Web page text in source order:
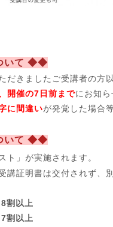
いて ◆◆
だきましたご受講者の方
開催の7日前までにお知ら
に間違いが発覚した場合
いて ◆◆
ト」が実施されます。
講証明書は交付されず、
8割以上
7割以上